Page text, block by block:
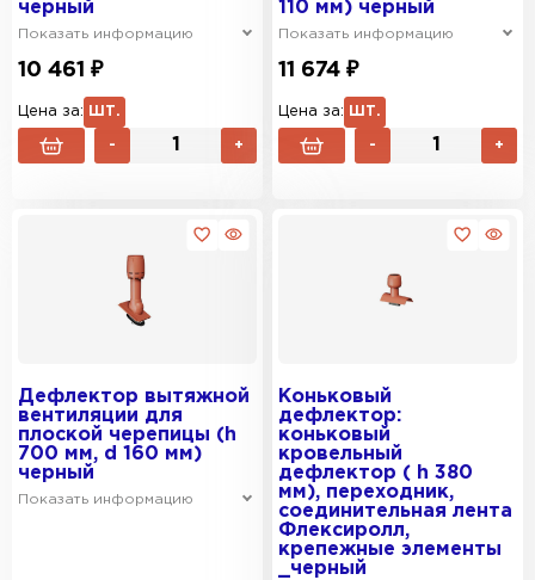
черный
Показать информацию
10 461 ₽
Цена за: ШТ.
- +
110 мм) черный
Показать информацию
11 674 ₽
Цена за: ШТ.
- +
Дефлектор вытяжной
вентиляции для
плоской черепицы (h
700 мм, d 160 мм)
черный
Показать информацию
Коньковый
дефлектор:
коньковый
кровельный
дефлектор ( h 380
мм), переходник,
соединительная лента
Флексиролл,
крепежные элементы
_черный